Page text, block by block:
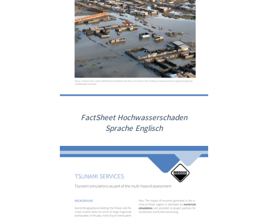
FactSheet Hochwasserschaden
Sprache Englisch